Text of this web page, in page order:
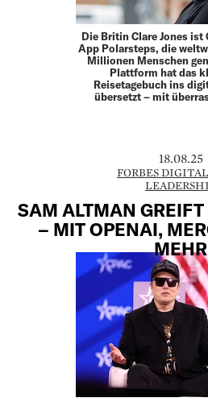
Die Britin Clare Jones ist
App Polarsteps, die
Millionen Menschen
Plattform hat das
Reisetagebuch ins
übersetzt – mit
18.08.25
FORBES
SAM ALTMAN
– MIT OPENAI,
MEHR